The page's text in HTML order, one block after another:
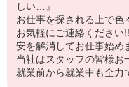
しい…』
お仕事を探される上で
お気軽にご連絡ください
安を解消してお仕事始め
当社はスタッフの皆様お
就業前から就業中も全力